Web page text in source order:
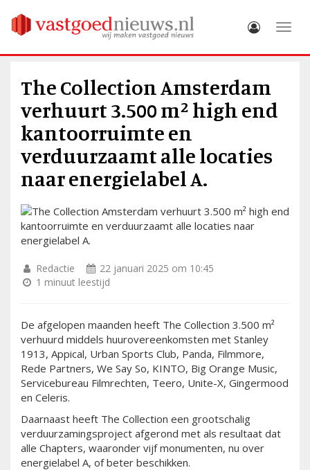
The Collection Amsterdam
verhuurt 3.500 m² high end
kantoorruimte en
verduurzaamt alle locaties
naar energielabel A.
Redactie
22 januari 2025 om 10:45
1 minuut leestijd
De afgelopen maanden heeft The Collection 3.500 m²
verhuurd middels huurovereenkomsten met Stanley
1913, Appical, Urban Sports Club, Panda, Filmmore,
Rede Partners, We Say So, KINTO, Big Orange Music,
Servicebureau Filmrechten, Teero, Unite-X, Gingermood
en Celeris.
Daarnaast heeft The Collection een grootschalig
verduurzamingsproject afgerond met als resultaat dat
alle Chapters, waaronder vijf monumenten, nu over
energielabel A, of beter beschikken.